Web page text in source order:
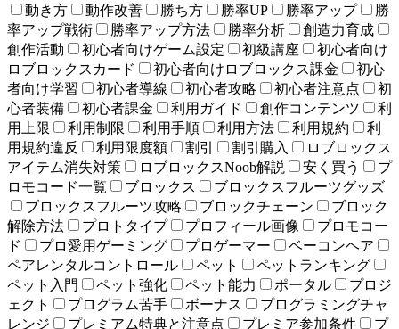
動き方
動作改善 勝ち方 勝率UP 勝率アップ
勝
率アップ戦術
勝率アップ方法 勝率分析
創造力育成
創作活動
初心者向けゲーム設定 初級講座
初心者向け
ロブロックスカード
初心者向けロブロックス課金
初心
者向け学習
初心者導線 初心者攻略 初心者注意点
初
心者装備
初心者課金 利用ガイド 創作コンテンツ
利
用上限
利用制限 利用手順 利用方法 利用規約
利
用規約違反
利用限度額 割引 割引購入
ロブロックス
アイテム消失対策
ロブロックスNoob解説 安く買う
プ
ロモコード一覧
ブロックス
ブロックスフルーツグッズ
ブロックスフルーツ攻略
ブロックチェーン
ブロック
解除方法
プロトタイプ プロフィール画像
プロモコー
ド
プロ愛用ゲーミング プロゲーマー
ベーコンヘア
ペアレンタルコントロール
ペット
ペットランキング
ペット入門
ペット強化 ペット能力 ポータル
プロジ
ェクト
プログラム苦手 ボーナス
プログラミングチャ
レンジ
プレミアム特典と注意点 プレミア参加条件
プ